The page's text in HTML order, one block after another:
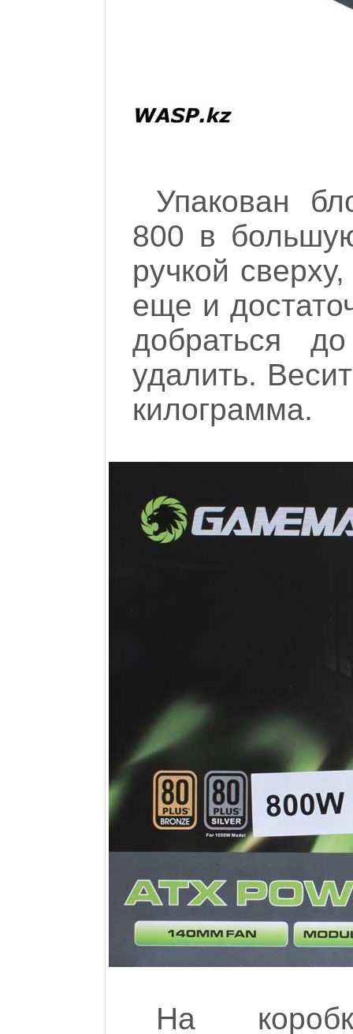
Упакован
800 в
ручкой
еще и
добраться
удалить.
килограмма.
На